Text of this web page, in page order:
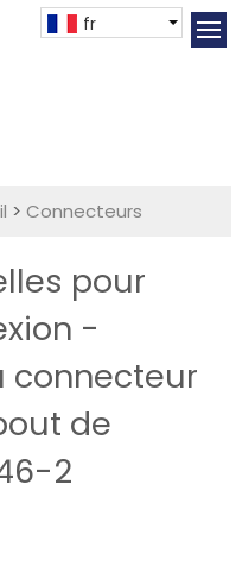
fr
>Connecteurs
pour
-
connecteur
de
2